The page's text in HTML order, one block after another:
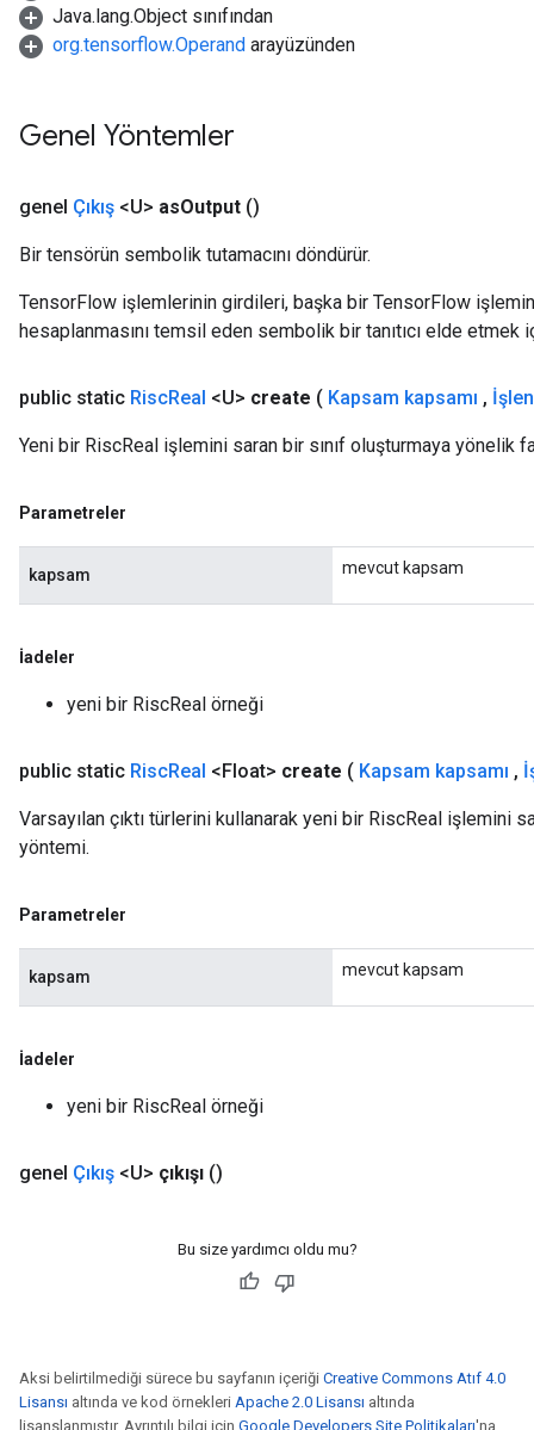
Java.lang.Object sınıfından
org.tensorflow.Operand arayüzünden
Genel Yöntemler
genel Çıkış <U> asOutput ()
Bir tensörün sembolik tutamacını döndürür.
TensorFlow işlemlerinin girdileri, başka bir TensorFlow
hesaplanmasını temsil eden sembolik bir tanıtıcı elde etmek
public static RiscReal <U> create ( Kapsam kapsamı ,
Yeni bir RiscReal işlemini saran bir sınıf oluşturmaya yönelik
Parametreler
kapsam mevcut kapsam
İadeler
yeni bir RiscReal örneği
public static RiscReal <Float> create ( Kapsam kapsamı ,
Varsayılan çıktı türlerini kullanarak yeni bir RiscReal işlemini
yöntemi.
Parametreler
kapsam mevcut kapsam
İadeler
yeni bir RiscReal örneği
genel Çıkış <U> çıkışı ()
Bu size yardımcı oldu mu?
Aksi belirtilmediği sürece bu sayfanın içeriği Creative Commons Atıf 4.0
Lisansı altında ve kod örnekleri Apache 2.0 Lisansı altında
lisanslanmıştır. Ayrıntılı bilgi için Google Developers Site Politikaları'na